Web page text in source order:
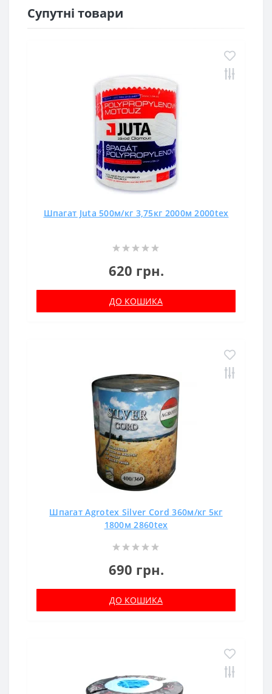
Супутні товари
Шпагат Juta 500м/кг 3,75кг 2000м 2000tex
620 грн.
ДО КОШИКА
Шпагат Agrotex Silver Cord 360м/кг 5кг
1800м 2860tex
690 грн.
ДО КОШИКА